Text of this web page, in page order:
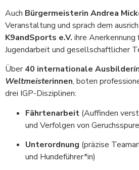
Auch Bürgermeisterin Andrea
Veranstaltung und sprach dem
K9andSports e.V. ihre Anerkennung
Jugendarbeit und gesellschaftlicher
Über40 internationale Ausbilder
Weltmeisterinnen, boten
drei IGP-Disziplinen:
Fährtenarbeit (Auffinden
und Verfolgen von
Unterordnung (präzise
und Hundeführer*in)